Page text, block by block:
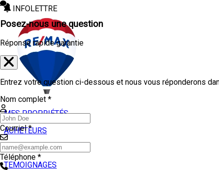
INFOLETTRE
MES PROPRIÉTÉS
ACHETEURS
VENDEURS
TEMOIGNAGES
Posez-nous une question
Réponse rapide garantie
Entrez votre question ci-dessous et nous vous réponderons
Nom complet *
Courriel *
Téléphone *